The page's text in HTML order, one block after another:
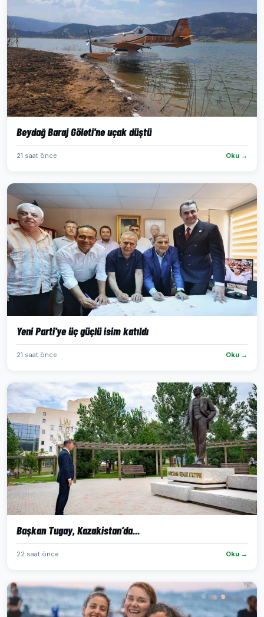
Beydağ Baraj Göleti'ne uçak düştü
21 saat önce Oku →
Yeni Parti'ye üç güçlü isim katıldı
21 saat önce Oku →
Başkan Tugay, Kazakistan’da...
22 saat önce Oku →